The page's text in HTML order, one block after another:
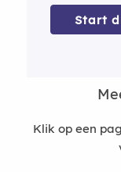
Start
Klik op een